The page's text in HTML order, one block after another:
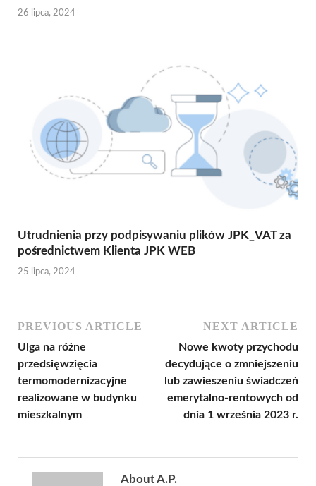
26 lipca, 2024
Utrudnienia przy podpisywaniu plików JPK_VAT za
pośrednictwem Klienta JPK WEB
25 lipca, 2024
PREVIOUS ARTICLE
Ulga na różne
przedsięwzięcia
termomodernizacyjne
realizowane w budynku
mieszkalnym
NEXT ARTICLE
Nowe kwoty przychodu
decydujące o zmniejszeniu
lub zawieszeniu świadczeń
emerytalno-rentowych od
dnia 1 września 2023 r.
About A.P.